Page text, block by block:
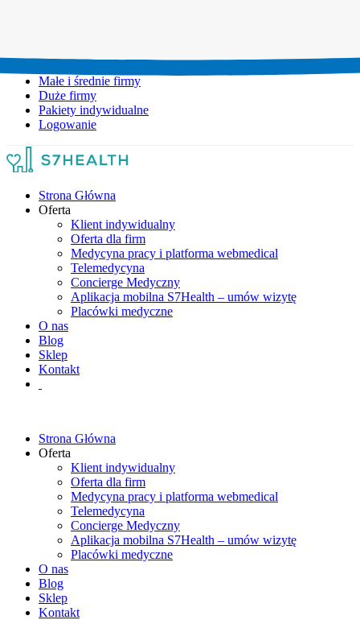
Małe i średnie firmy
Duże firmy
Pakiety indywidualne
Logowanie
Strona Główna
Oferta
Klient indywidualny
Oferta dla firm
Medycyna pracy i platforma webmedical
Telemedycyna
Concierge Medyczny
Aplikacja mobilna S7Health – umów wizytę
Placówki medyczne
O nas
Blog
Sklep
Kontakt
Strona Główna
Oferta
Klient indywidualny
Oferta dla firm
Medycyna pracy i platforma webmedical
Telemedycyna
Concierge Medyczny
Aplikacja mobilna S7Health – umów wizytę
Placówki medyczne
O nas
Blog
Sklep
Kontakt